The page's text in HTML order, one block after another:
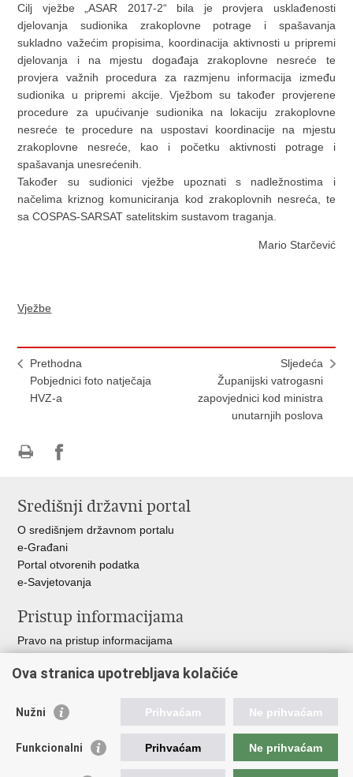
Cilj vježbe „ASAR 2017-2“ bila je provjera usklađenosti
djelovanja sudionika zrakoplovne potrage i spašavanja
sukladno važećim propisima, koordinacija aktivnosti u pripremi
djelovanja i na mjestu događaja zrakoplovne nesreće te
provjera važnih procedura za razmjenu informacija između
sudionika u pripremi akcije. Vježbom su također provjerene
procedure za upućivanje sudionika na lokaciju zrakoplovne
nesreće te procedure na uspostavi koordinacije na mjestu
zrakoplovne nesreće, kao i početku aktivnosti potrage i
spašavanja unesrećenih.
Također su sudionici vježbe upoznati s nadležnostima i
načelima kriznog komuniciranja kod zrakoplovnih nesreća, te
sa COSPAS-SARSAT satelitskim sustavom traganja.
Mario Starčević
Vježbe
Prethodna
Pobjednici foto natječaja
HVZ-a
Sljedeća
Županijski vatrogasni
zapovjednici kod ministra
unutarnjih poslova
Facebooku
Središnji državni portal
O središnjem državnom portalu
e-Građani
Portal otvorenih podatka
e-Savjetovanja
Pristup informacijama
Pravo na pristup informacijama
Pozivi za žurnu pomoć
Važne poveznice
Vlada RH
Ova stranica upotrebljava kolačiće
Nužni Prihvaćam Ne prihvaćam
Funkcionalni Prihvaćam Ne prihvaćam